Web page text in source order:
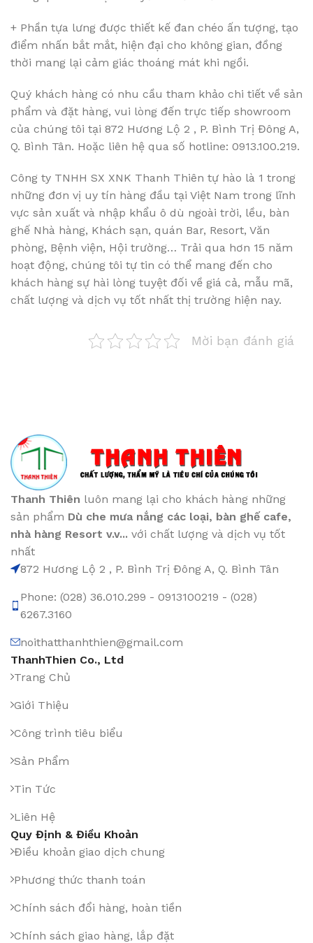
+ Phần tựa lưng được thiết kế đan chéo ấn tượng, tạo
điểm nhấn bắt mắt, hiện đại cho không gian, đồng
thời mang lại cảm giác thoáng mát khi ngồi.
Quý khách hàng có nhu cầu tham khảo chi tiết về sản
phẩm và đặt hàng, vui lòng đến trực tiếp showroom
của chúng tôi tại 872 Hương Lộ 2 , P. Bình Trị Đông A,
Q. Bình Tân. Hoặc liên hệ qua số hotline: 0913.100.219.
Công ty TNHH SX XNK Thanh Thiên tự hào là 1 trong
những đơn vị uy tín hàng đầu tại Việt Nam trong lĩnh
vực sản xuất và nhập khẩu ô dù ngoài trời, lều, bàn
ghế Nhà hàng, Khách sạn, quán Bar, Resort, Văn
phòng, Bệnh viện, Hội trường… Trải qua hơn 15 năm
hoạt động, chúng tôi tự tin có thể mang đến cho
khách hàng sự hài lòng tuyệt đối về giá cả, mẫu mã,
chất lượng và dịch vụ tốt nhất thị trường hiện nay.
Mời bạn đánh giá
Thanh Thiên luôn mang lại cho khách hàng những
sản phẩm Dù che mưa nắng các loại, bàn ghế cafe,
nhà hàng Resort v.v... với chất lượng và dịch vụ tốt
nhất
872 Hương Lộ 2 , P. Bình Trị Đông A, Q. Bình Tân
Phone: (028) 36.010.299 - 0913100219 - (028)
6267.3160
noithatthanhthien@gmail.com
ThanhThien Co., Ltd
Trang Chủ
Giới Thiệu
Công trình tiêu biểu
Sản Phẩm
Tin Tức
Liên Hệ
Quy Định & Điều Khoản
Điều khoản giao dịch chung
Phương thức thanh toán
Chính sách đổi hàng, hoàn tiền
Chính sách giao hàng, lắp đặt